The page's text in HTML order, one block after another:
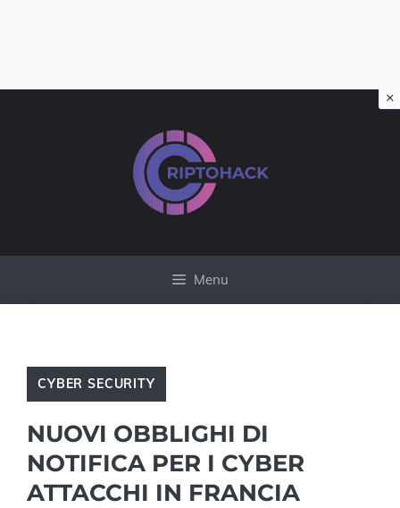
Menu
CYBER SECURITY
NUOVI OBBLIGHI DI
NOTIFICA PER I CYBER
ATTACCHI IN FRANCIA
×